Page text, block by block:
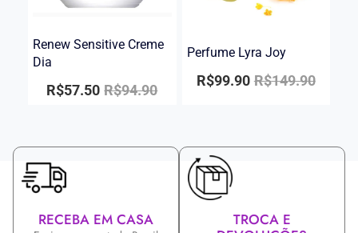
Renew Sensitive Creme
Dia
R$94.90
R$57.50
Perfume Lyra Joy
R$149.90
R$99.90
RECEBA EM CASA
TROCA E